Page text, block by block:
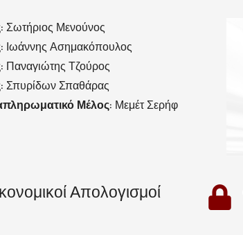
: Σωτήριος Μενούνος
: Ιωάννης Ασημακόπουλος
: Παναγιώτης Τζούρος
: Σπυρίδων Σπαθάρας
Μέλος: Μεμέτ Σερήφ
Απολογισμοί